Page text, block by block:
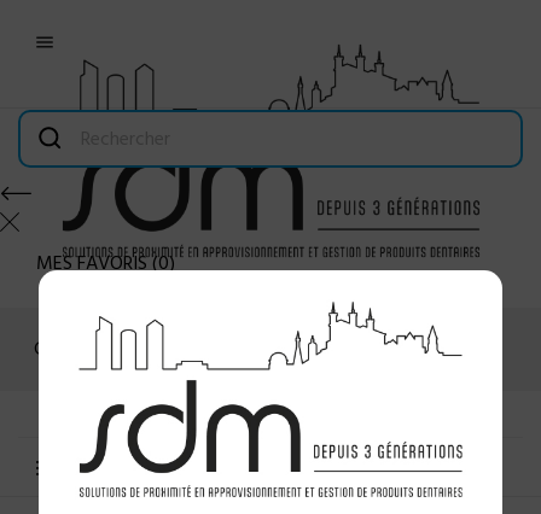

MES FAVORIS(0)
Connexion
MENU